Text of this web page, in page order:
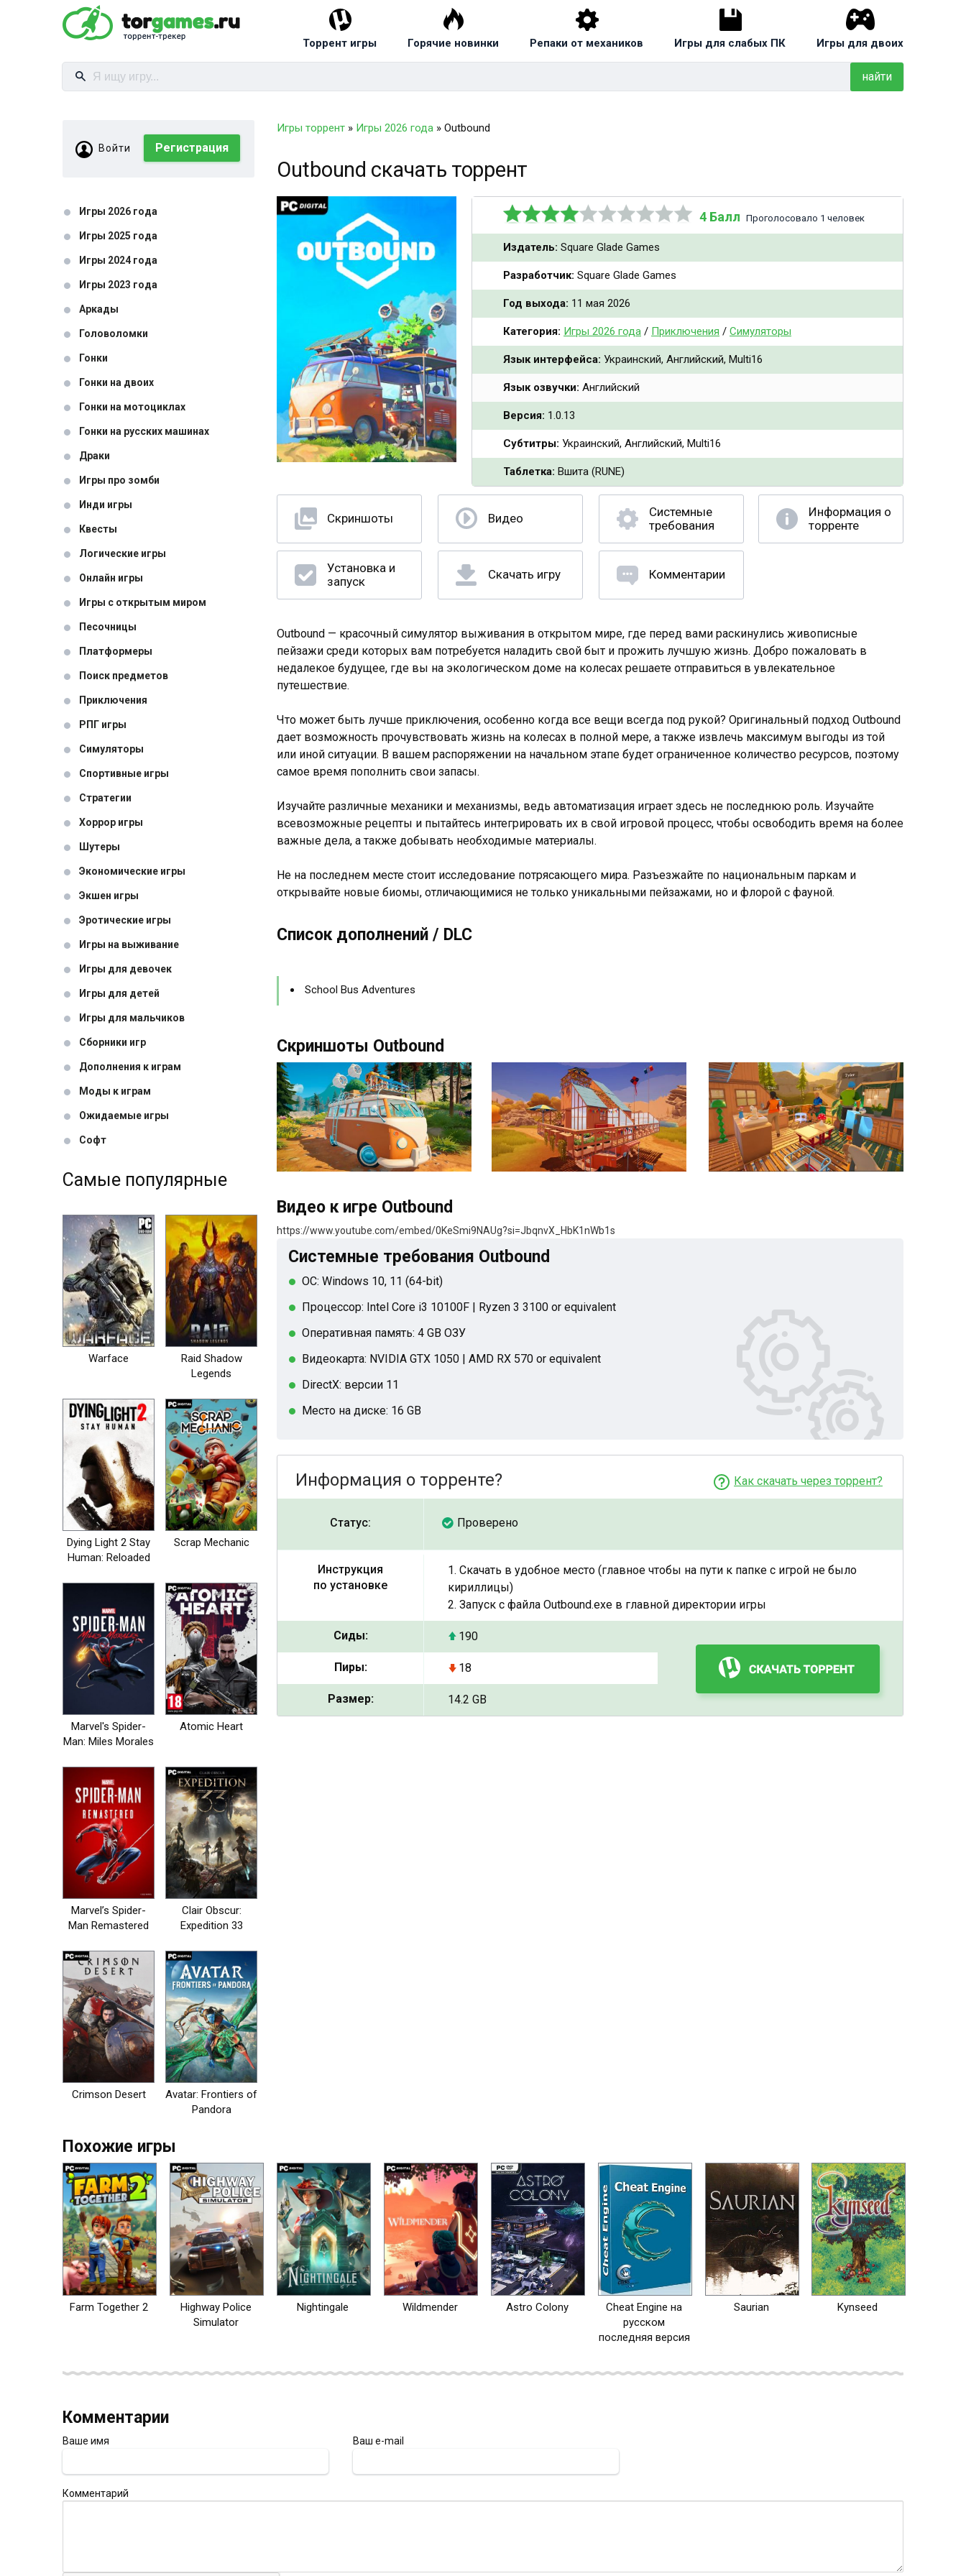
Торрент игры Горячие новинки Репаки от механиков Игры для слабых ПК Игры для двоих
найти
Войти Регистрация
Игры 2026 года
Игры 2025 года
Игры 2024 года
Игры 2023 года
Аркады
Головоломки
Гонки
Гонки на двоих
Гонки на мотоциклах
Гонки на русских машинах
Драки
Игры про зомби
Инди игры
Квесты
Логические игры
Онлайн игры
Игры с открытым миром
Песочницы
Платформеры
Поиск предметов
Приключения
РПГ игры
Симуляторы
Спортивные игры
Стратегии
Хоррор игры
Шутеры
Экономические игры
Экшен игры
Эротические игры
Игры на выживание
Игры для девочек
Игры для детей
Игры для мальчиков
Сборники игр
Дополнения к играм
Моды к играм
Ожидаемые игры
Софт
Самые популярные
Warface
Raid Shadow
Legends
Dying Light 2 Stay
Human: Reloaded
Scrap Mechanic
Marvel's Spider-
Man: Miles Morales
Atomic Heart
Marvel’s Spider-
Man Remastered
Clair Obscur:
Expedition 33
Crimson Desert
Avatar: Frontiers of
Pandora
Игры торрент » Игры 2026 года » Outbound
Outbound скачать торрент
4 Балл Проголосовало 1 человек
Издатель: Square Glade Games
Разработчик: Square Glade Games
Год выхода: 11 мая 2026
Категория: Игры 2026 года / Приключения / Симуляторы
Язык интерфейса: Украинский, Английский, Multi16
Язык озвучки: Английский
Версия: 1.0.13
Субтитры: Украинский, Английский, Multi16
Таблетка: Вшита (RUNE)
Скриншоты Видео
Системные
требования
Информация о
торренте
Установка и
запуск
Скачать игру Комментарии
Outbound — красочный симулятор выживания в открытом мире, где перед вами раскинулись живописные
пейзажи среди которых вам потребуется наладить свой быт и прожить лучшую жизнь. Добро пожаловать в
недалекое будущее, где вы на экологическом доме на колесах решаете отправиться в увлекательное
путешествие.
Что может быть лучше приключения, особенно когда все вещи всегда под рукой? Оригинальный подход Outbound
дает возможность прочувствовать жизнь на колесах в полной мере, а также извлечь максимум выгоды из той
или иной ситуации. В вашем распоряжении на начальном этапе будет ограниченное количество ресурсов, поэтому
самое время пополнить свои запасы.
Изучайте различные механики и механизмы, ведь автоматизация играет здесь не последнюю роль. Изучайте
всевозможные рецепты и пытайтесь интегрировать их в свой игровой процесс, чтобы освободить время на более
важные дела, а также добывать необходимые материалы.
Не на последнем месте стоит исследование потрясающего мира. Разъезжайте по национальным паркам и
открывайте новые биомы, отличающимися не только уникальными пейзажами, но и флорой с фауной.
Список дополнений / DLC
School Bus Adventures
Скриншоты Outbound
Видео к игре Outbound
https://www.youtube.com/embed/0KeSmi9NAUg?si=JbqnvX_HbK1nWb1s
Системные требования Outbound
ОС: Windows 10, 11 (64-bit)
Процессор: Intel Core i3 10100F | Ryzen 3 3100 or equivalent
Оперативная память: 4 GB ОЗУ
Видеокарта: NVIDIA GTX 1050 | AMD RX 570 or equivalent
DirectX: версии 11
Место на диске: 16 GB
Как скачать через торрент?
Информация о торренте?
Статус: Проверено
Инструкция
по установке
1. Скачать в удобное место (главное чтобы на пути к папке с игрой не было
кириллицы)
2. Запуск с файла Outbound.exe в главной директории игры
Сиды: 190
Пиры: 18
Размер: 14.2 GB
Похожие игры
Farm Together 2
Highway Police
Simulator
Nightingale Wildmender Astro Colony
Cheat Engine на
русском
последняя версия
Saurian Kynseed
Комментарии
Ваше имя Ваш e-mail
Комментарий